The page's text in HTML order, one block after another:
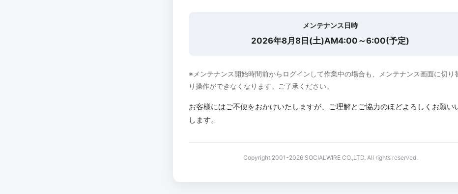
メンテナンス日時
2026年8月8日(土)AM4:00～6:00(予定)
※メンテナンス開始時間前からログインして作業中の場合も、メンテナンス画面に切り
り操作ができなくなります。ご了承ください。
お客様にはご不便をおかけいたしますが、ご理解とご協力のほどよろしくお願い
します。
Copyright 2001-2026 SOCIALWIRE CO.,LTD. All rights reserved.